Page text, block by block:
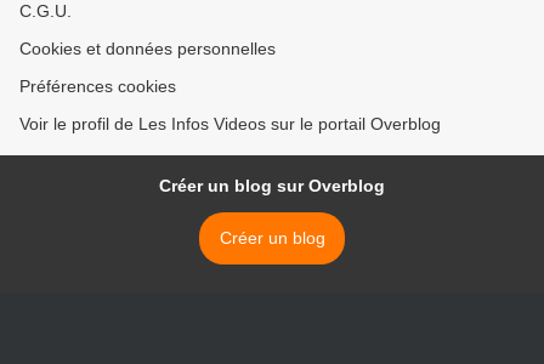
C.G.U.
Cookies et données personnelles
Préférences cookies
Voir le profil de Les Infos Videos sur le portail Overblog
Créer un blog sur Overblog
Créer un blog